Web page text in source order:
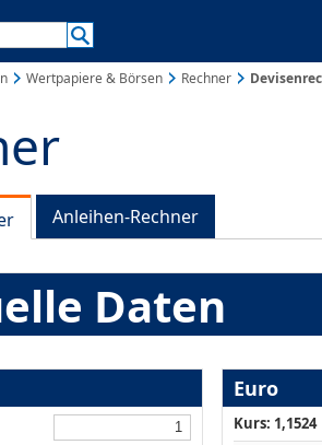
Wertpapiere & Börsen Rechner
Anleihen-Rechner
Daten
Euro
Kurs: